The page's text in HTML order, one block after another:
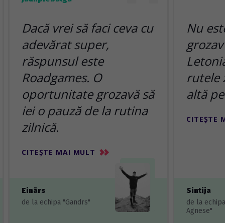
Dacă vrei să faci ceva cu
adevărat super,
răspunsul este
Roadgames. O
oportunitate grozavă să
iei o pauză de la rutina
zilnică.
CITEȘTE MAI MULT
Einārs
de la echipa "Gandrs"
Nu
rutele
altă
CITEȘTE
Sintija
de la
Agnese"